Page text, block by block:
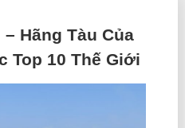
– Hãng Tàu Của
Top 10 Thế Giới